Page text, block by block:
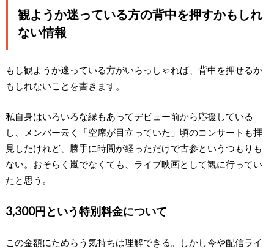
観ようか迷っている方の背中を押すかもしれ
ない情報
もし観ようか迷っている方がいらっしゃれば、背中を押せるか
もしれないことを書きます。
私自身はいろいろな縁もあってデビュー前から応援している
し、メンバー云く「空席が目立っていた」頃のコンサートも拝
見したけれど、勝手に時間が経っただけで古参というつもりも
ない。おそらく嵐でなくても、ライブ映画として観に行ってい
たと思う。
3,300円という特別料金について
この金額にためらう気持ちは理解できる。しかし今や配信ライ